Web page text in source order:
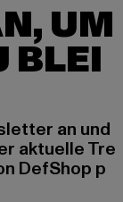
UM
BLEI
an und
aktuelle Tre
DefShop p